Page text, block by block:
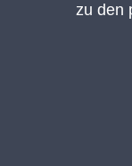
zu den